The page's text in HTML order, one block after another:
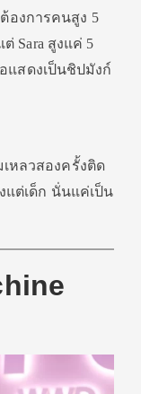
ต้องการคนสูง 5
Sara สูงแค่ 5
แสดงเป็นชิปมังก์
หลวสองครั้งติด
แต่เด็ก นั่นแค่เป็น